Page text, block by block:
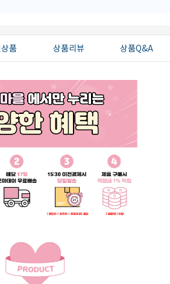
PAYCO 바로구매
품 상품리뷰 상품Q&A